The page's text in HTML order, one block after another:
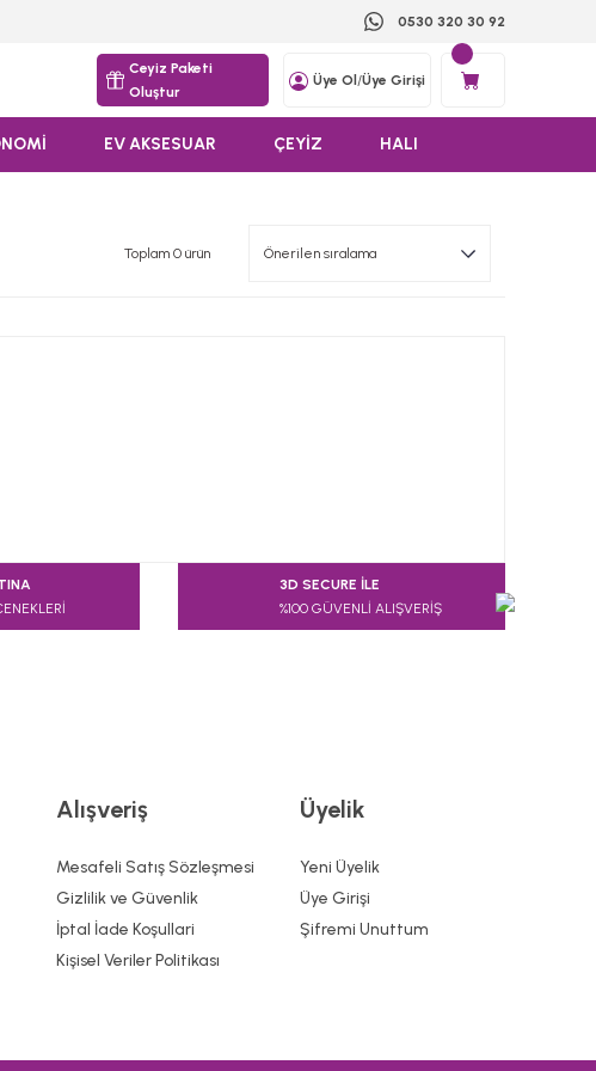
0530 320 30 92
Ceyiz Paketi
Oluştur
Üye Ol /Üye Girişi
EV AKSESUAR ÇEYİZ HALI
Toplam 0 ürün
3D SECURE İLE
%100 GÜVENLİ ALIŞVERİŞ
Alışveriş
Mesafeli Satış Sözleşmesi
Gizlilik ve Güvenlik
İptal İade Koşullari
Kişisel Veriler Politikası
Üyelik
Yeni Üyelik
Üye Girişi
Şifremi Unuttum